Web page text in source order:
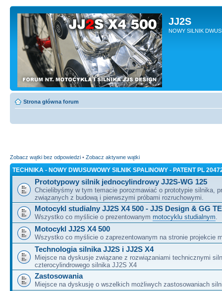
JJ2S
NOWY SILNIK
Strona główna forum
Zobacz wątki bez odpowiedzi • Zobacz aktywne wątki
TECHNIKA - NOWY DWUSUWOWY SILNIK SPALINOWY - PATENT PL
Prototypowy silnik jednocylindrowy JJ2S-WG 125
Chcielibyśmy w tym temacie porozmawiać o prototypie silnika,
związanych z budową i pierwszymi próbami rozruchowymi.
Motocykl studialny JJ2S X4 500 - JJS Design & GG
Wszystko co myślicie o prezentowanym motocyklu studialnym
Motocykl JJ2S X4 500
Wszystko co myślicie o zaprezentowanym na stronie projekcie
Technologia silnika JJ2S i JJ2S X4
Miejsce na dyskusje związane z rozwiązaniami technicznymi
czterocylindrowego silnika JJ2S X4
Zastosowania
Miejsce na dyskusję o wszelkich możliwych zastosowaniach